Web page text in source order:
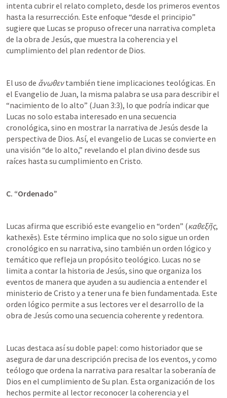
intenta cubrir el relato completo, desde los primeros eventos
hasta la resurrección. Este enfoque “desde el principio”
sugiere que Lucas se propuso ofrecer una narrativa completa
de la obra de Jesús, que muestra la coherencia y el
cumplimiento del plan redentor de Dios.
El uso de ἄνωθεν también tiene implicaciones teológicas. En
el Evangelio de Juan, la misma palabra se usa para describir el
“nacimiento de lo alto” (Juan 3:3), lo que podría indicar que
Lucas no solo estaba interesado en una secuencia
cronológica, sino en mostrar la narrativa de Jesús desde la
perspectiva de Dios. Así, el evangelio de Lucas se convierte en
una visión “de lo alto,” revelando el plan divino desde sus
raíces hasta su cumplimiento en Cristo.
C. “Ordenado”
Lucas afirma que escribió este evangelio en “orden” (καθεξῆς,
kathexēs). Este término implica que no solo sigue un orden
cronológico en su narrativa, sino también un orden lógico y
temático que refleja un propósito teológico. Lucas no se
limita a contar la historia de Jesús, sino que organiza los
eventos de manera que ayuden a su audiencia a entender el
ministerio de Cristo y a tener una fe bien fundamentada. Este
orden lógico permite a sus lectores ver el desarrollo de la
obra de Jesús como una secuencia coherente y redentora.
Lucas destaca así su doble papel: como historiador que se
asegura de dar una descripción precisa de los eventos, y como
teólogo que ordena la narrativa para resaltar la soberanía de
Dios en el cumplimiento de Su plan. Esta organización de los
hechos permite al lector reconocer la coherencia y el